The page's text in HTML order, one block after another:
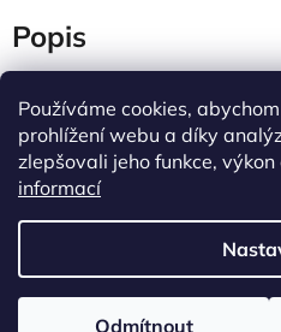
Používáme cookies,
prohlížení webu a díky
zlepšovali jeho funkce,
informací
Odmítnout
Popis
Diskuze